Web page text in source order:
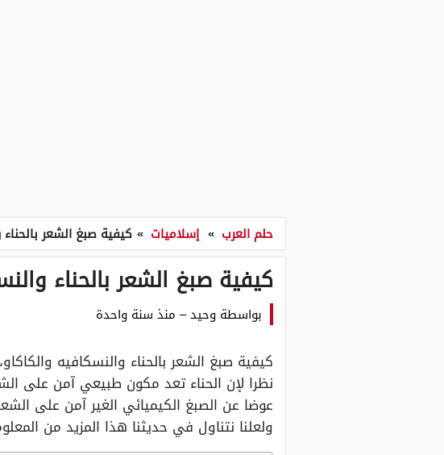
حلم العرب » إسلاميات » كيفية صبغ الشعر
كيفية صبغ الشعر بالحناء
بواسطة وحيد– منذ سنة واحدة
كيفية صبغ الشعر بالحناء والنسكافيه
نظرا لإن الحناء تعد مكون طبيعي آمن على
عوضا عن الصبغ الكيميائي الغير آمن على
ولعلنا نتناول في حديثنا هذا المزيد من